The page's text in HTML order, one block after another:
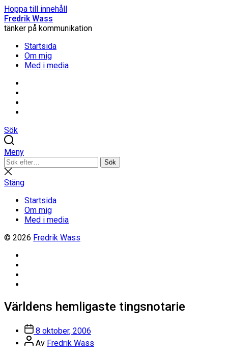
Hoppa till innehåll
Fredrik Wass
tänker på kommunikation
Startsida
Om mig
Med i media
Sök
Meny
Sök
efter:
Sök
Stäng
sökning
Stäng
Startsida
Om mig
Med i media
© 2026 Fredrik Wass
Världens hemligaste tingsnotarie
Inläggsdatum
8 oktober, 2006
Inläggsförfattare
Av Fredrik Wass